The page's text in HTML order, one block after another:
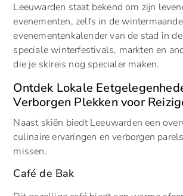
Leeuwarden staat bekend om zijn
evenementen, zelfs in de
evenementenkalender van de stad in
speciale winterfestivals, markten en
die je skireis nog specialer maken.
Ontdek Lokale
Verborgen Plekken voor
Naast skiën biedt Leeuwarden een
culinaire ervaringen en verborgen
missen.
Café de Bak